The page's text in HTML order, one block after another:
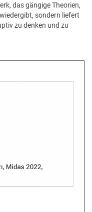
das gängige Theorien,
sondern liefert
zu denken und zu